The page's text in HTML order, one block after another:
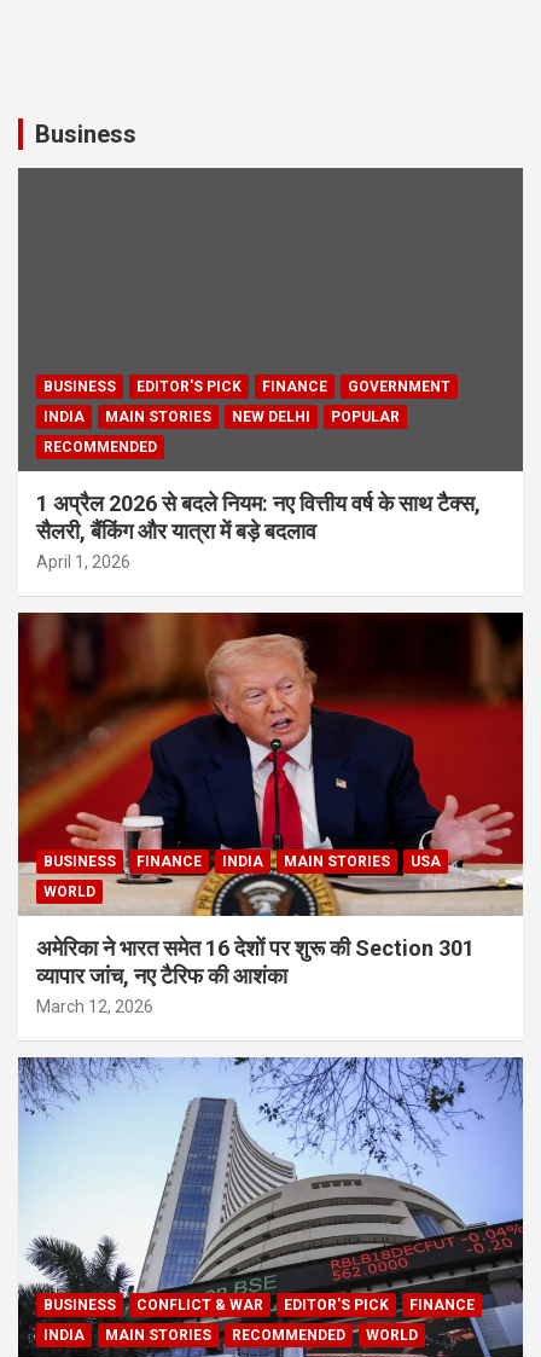
Business
BUSINESS EDITOR'S PICK FINANCE
GOVERNMENT
INDIA
MAIN STORIES NEW DELHI
POPULAR
RECOMMENDED
1 अप्रैल 2026 से बदले नियम: नए वित्तीय वर्ष के साथ टैक्स,
सैलरी, बैंकिंग और यात्रा में बड़े बदलाव
April 1, 2026
BUSINESS FINANCE INDIA MAIN STORIES
USA
WORLD
अमेरिका ने भारत समेत 16 देशों पर शुरू की Section 301
व्यापार जांच, नए टैरिफ की आशंका
March 12, 2026
BUSINESS CONFLICT & WAR EDITOR'S PICK
FINANCE
INDIA
MAIN STORIES RECOMMENDED WORLD